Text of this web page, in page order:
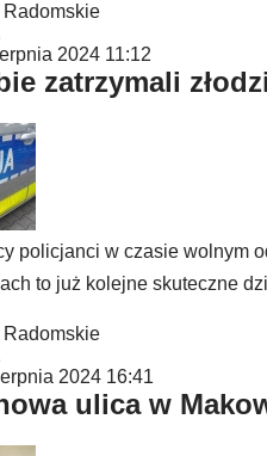
Radomskie
2024 11:12
zatrzymali
policjanci w czasie wolnym
to już kolejne skuteczne
Radomskie
2024 16:41
ulica w